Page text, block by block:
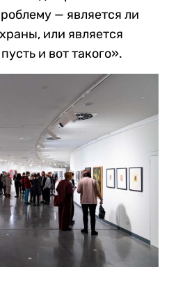
— является ли
или является
и вот такого».